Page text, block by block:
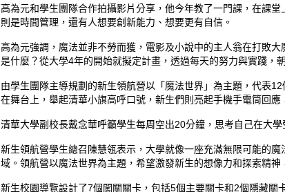
高為元和學生團隊合作拍攝影片分享，他今年教了一門課，在課
則是時間管理，還有人想要創新能力、想要更有自信。
高為元強調，魔法並非不勞而獲，電影及小說中的主人翁在打敗
是什麼？從大學4年的開始就擬定計畫，透過每天的努力與實踐，
由學生團隊主導規劃的新生領航營以「魔法世界」為主題，代表
在舞台上，舉起清華小旗高呼口號，新生們則亮起手機手電筒回應
清華大學副校長戴念華呼籲學生每周空出20分鐘，思考自己在大
新生領航營學生總召陳慧瓴表示，大學就像一座充滿無限可能的
域。領航營以魔法世界為主題，希望激發新生的想像力和探索精
新生校園導覽設計了7個闖關關卡，包括5個主要關卡和2個隱藏